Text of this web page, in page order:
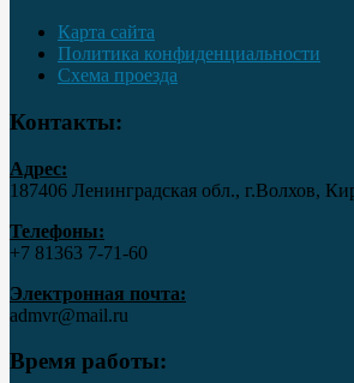
Карта сайта
Политика конфиденциальности
Схема проезда
Контакты:
Адрес:
187406 Ленинградская обл., г.Волхов,
Телефоны:
+7 81363 7‑71-60
Электронная почта:
admvr@mail.ru
Время работы: